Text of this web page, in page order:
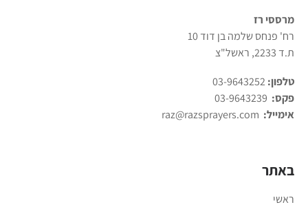
מרססי רז
רח' פנחס שלמה בן דוד 10
ת.ד 2233, ראשל"צ
טלפון:03-9643252
פקס:
אימייל: raz@razsprayers.com
באתר
ראשי